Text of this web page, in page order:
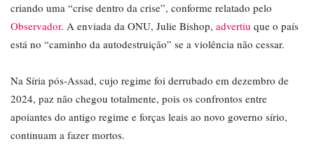
criando uma “crise dentro da crise”, conforme relatado pelo
Observador. A enviada da ONU, Julie Bishop, advertiu que o país
está no “caminho da autodestruição” se a violência não cessar.
Na Síria pós-Assad, cujo regime foi derrubado em dezembro de
2024, paz não chegou totalmente, pois os confrontos entre
apoiantes do antigo regime e forças leais ao novo governo sírio,
continuam a fazer mortos.